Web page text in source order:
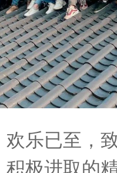
已至，致
极进取的